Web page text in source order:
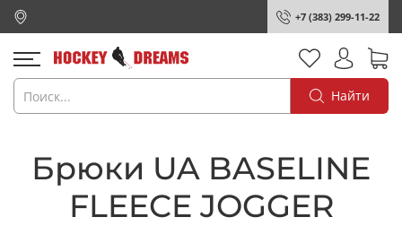
+7 (383) 299-11-22
Найти
Брюки UA BASELINE
FLEECE JOGGER